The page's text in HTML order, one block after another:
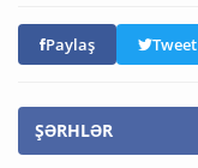
Paylaş Tweet
ŞƏRHLƏR